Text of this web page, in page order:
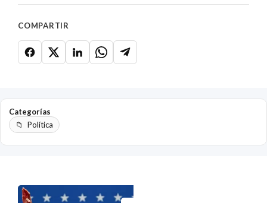
COMPARTIR
Categorías
Política